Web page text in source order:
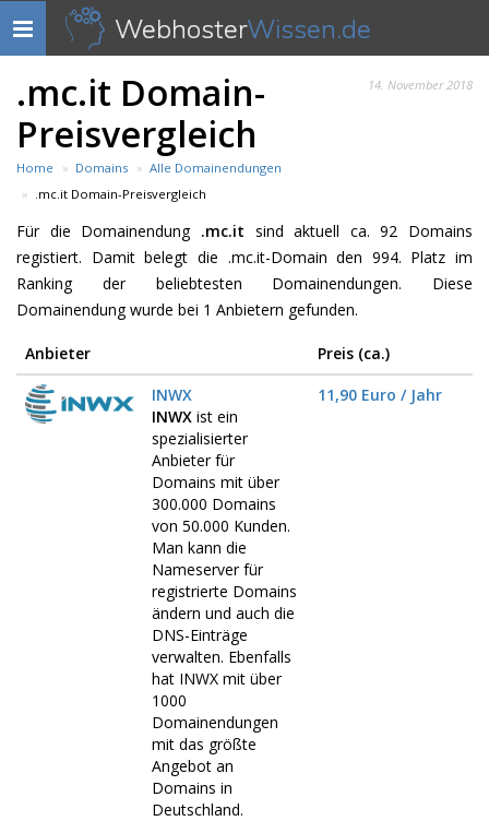
Navigation
anzeigen
WebhosterWissen.de
14. November 2018
.mc.it Domain-
Preisvergleich
Home Domains
Alle Domainendungen
.mc.it Domain-Preisvergleich
Für die Domainendung .mc.it sind aktuell ca. 92 Domains
registiert. Damit belegt die .mc.it-Domain den 994. Platz im
Ranking der beliebtesten Domainendungen. Diese
Domainendung wurde bei 1 Anbietern gefunden.
Anbieter
Preis (ca.)
INWX
INWX ist ein
spezialisierter
Anbieter für
Domains mit über
300.000 Domains
von 50.000 Kunden.
Man kann die
Nameserver für
registrierte Domains
ändern und auch die
DNS-Einträge
verwalten. Ebenfalls
hat INWX mit über
1000
Domainendungen
mit das größte
Angebot an
Domains in
Deutschland.
11,90 Euro / Jahr